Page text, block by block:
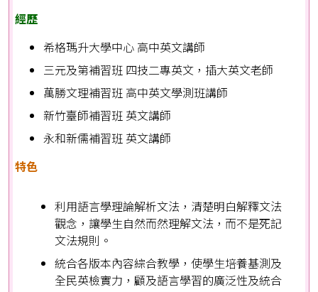
經歷
希格瑪升大學中心 高中英文講師
三元及第補習班 四技二專英文，插大英文老師
萬勝文理補習班 高中英文學測班講師
新竹臺師補習班 英文講師
永和新儒補習班 英文講師
特色
利用語言學理論解析文法，清楚明白解釋文法
觀念，讓學生自然而然理解文法，而不是死記
文法規則。
統合各版本內容綜合教學，使學生培養基測及
全民英檢實力，顧及語言學習的廣泛性及統合